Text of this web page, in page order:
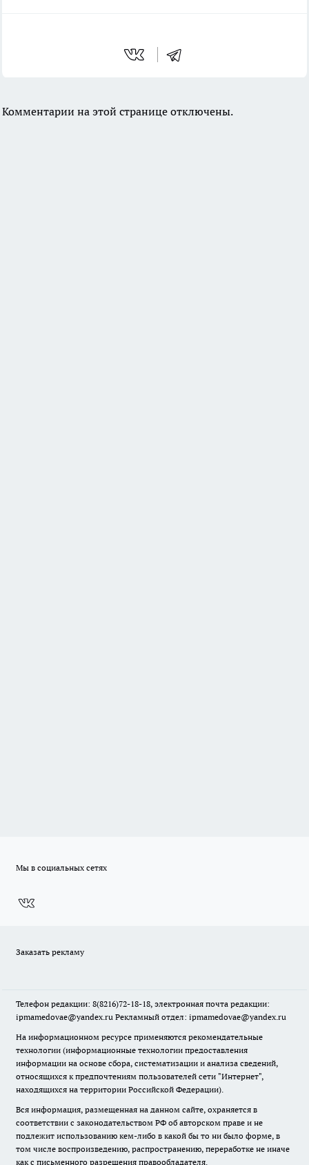
Комментарии на этой странице отключены.
Мы в социальных сетях
Заказать рекламу
Телефон редакции: 8(8216)72-18-18, электронная почта редакции:
ipmamedovae@yandex.ru Рекламный отдел: ipmamedovae@yandex.ru
На информационном ресурсе применяются рекомендательные
технологии (информационные технологии предоставления
информации на основе сбора, систематизации и анализа сведений,
относящихся к предпочтениям пользователей сети "Интернет",
находящихся на территории Российской Федерации).
Вся информация, размещенная на данном сайте, охраняется в
соответствии с законодательством РФ об авторском праве и не
подлежит использованию кем-либо в какой бы то ни было форме, в
том числе воспроизведению, распространению, переработке не иначе
как с письменного разрешения правообладателя.